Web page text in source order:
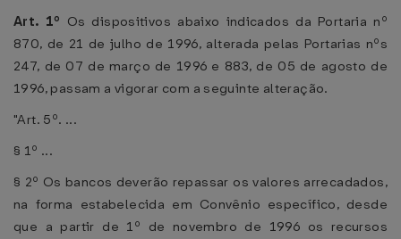
Art. 1º Os dispositivos abaixo indicados da Portaria nº
870, de 21 de julho de 1996, alterada pelas Portarias nºs
247, de 07 de março de 1996 e 883, de 05 de agosto de
1996, passam a vigorar com a seguinte alteração.
"Art. 5º. ...
§ 1º ...
§ 2º Os bancos deverão repassar os valores arrecadados,
na forma estabelecida em Convênio específico, desde
que a partir de 1º de novembro de 1996 os recursos